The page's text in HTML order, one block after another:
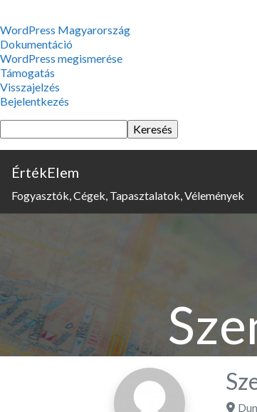
WordPress,
a
csodás
WordPress Magyarország
Dokumentáció
WordPress megismerése
Támogatás
Visszajelzés
Bejelentkezés
Keresés
ÉrtékElem
Fogyasztók, Cégek, Tapasztalatok, Vélemények